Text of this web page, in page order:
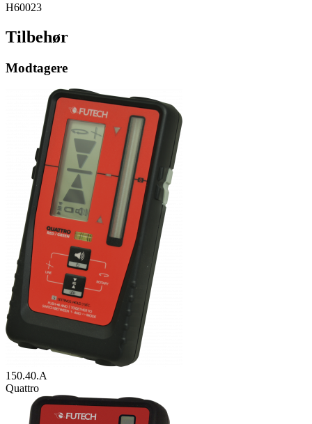
H60023
Tilbehør
Modtagere
150.40.A
Quattro